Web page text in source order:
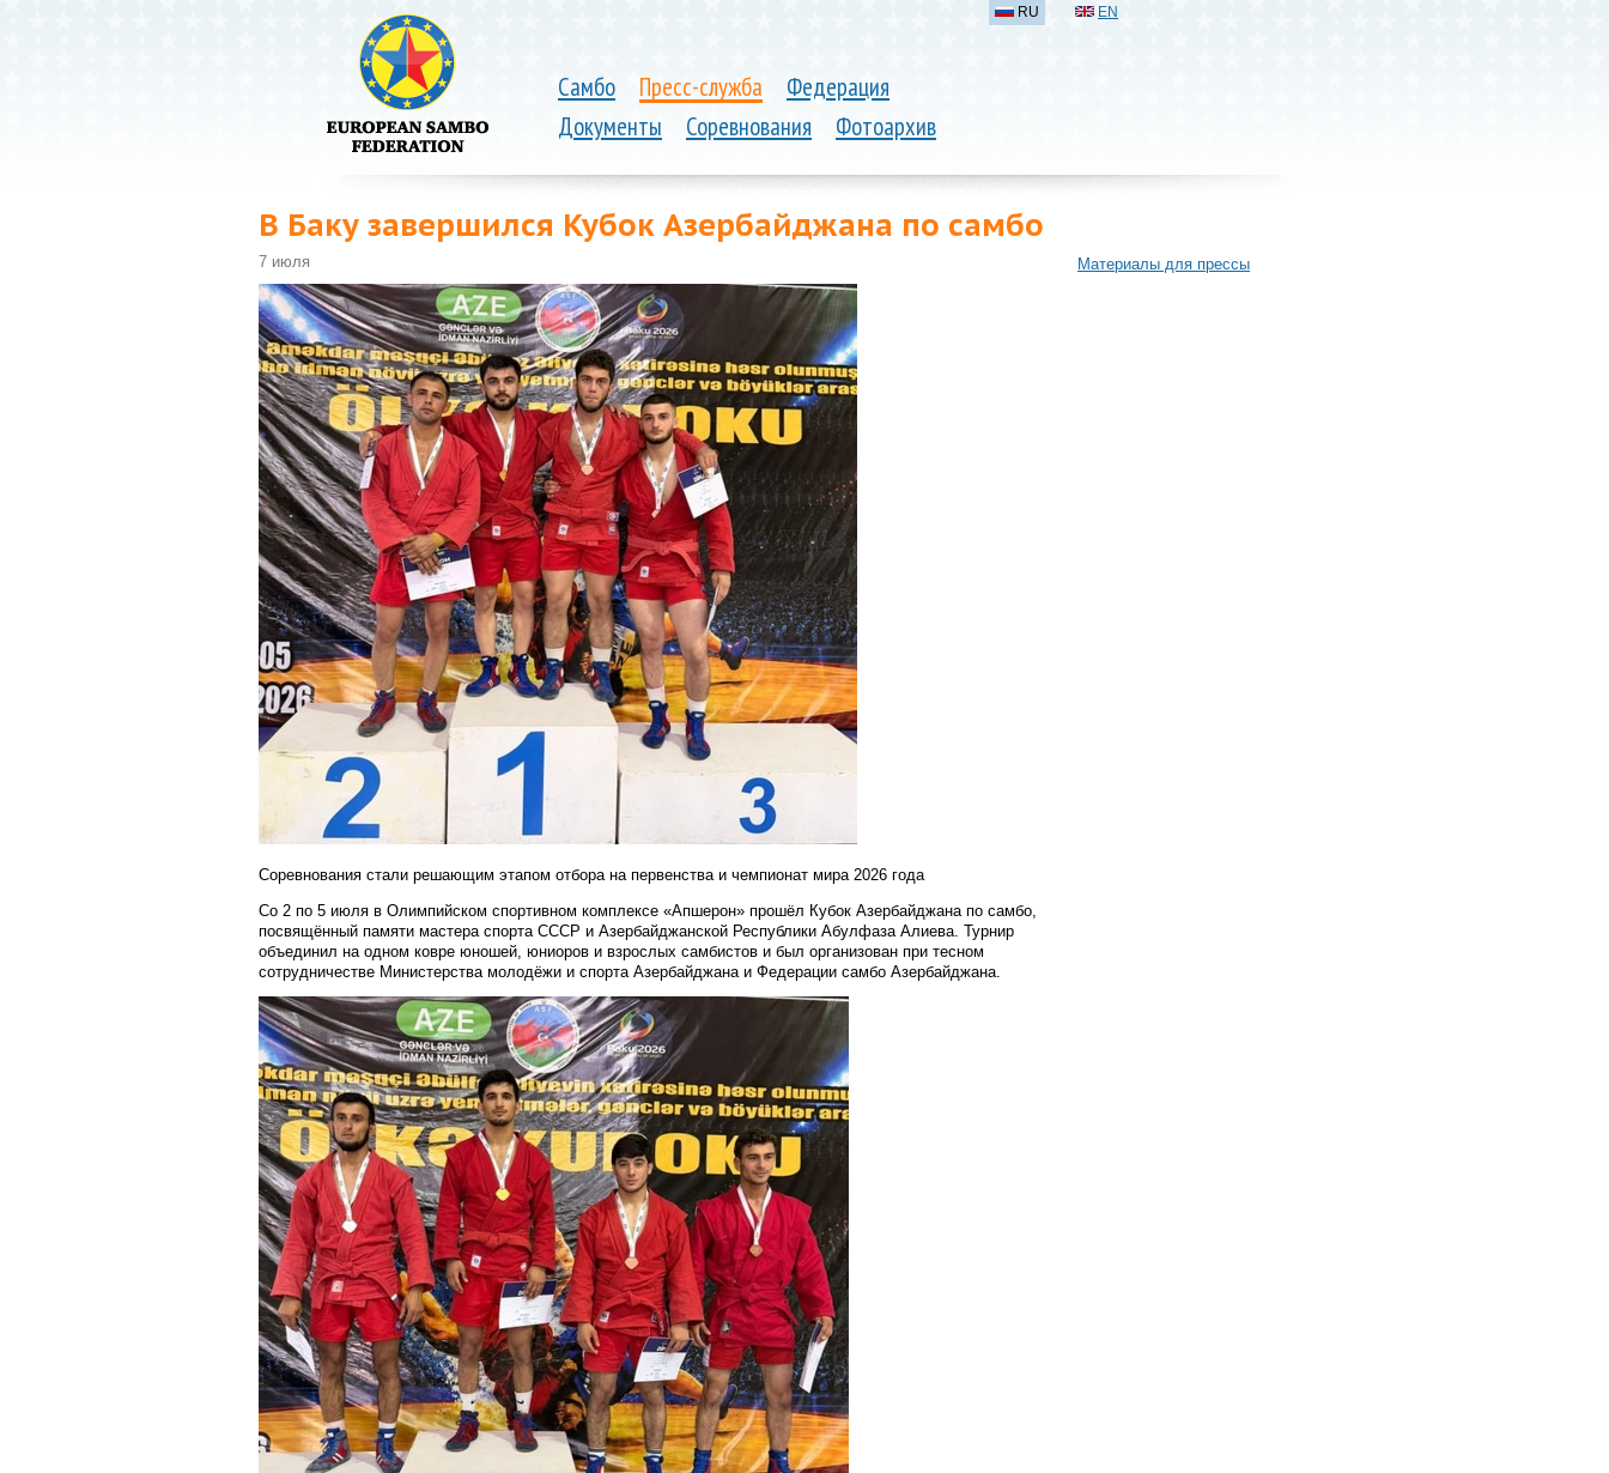
Самбо Пресс-служба
Федерация
Документы
Соревнования Фотоархив
RU EN
В Баку завершился Кубок Азербайджана по самбо
7 июля
Соревнования стали решающим этапом отбора на первенства и чемпионат мира 2026 года
Со 2 по 5 июля в Олимпийском спортивном комплексе «Апшерон» прошёл Кубок Азербайджана по самбо,
посвящённый памяти мастера спорта СССР и Азербайджанской Республики Абулфаза Алиева. Турнир
объединил на одном ковре юношей, юниоров и взрослых самбистов и был организован при тесном
сотрудничестве Министерства молодёжи и спорта Азербайджана и Федерации самбо Азербайджана.
Материалы для прессы